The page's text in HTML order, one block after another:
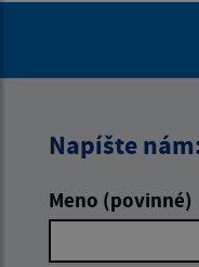
Napíšte
Meno (povinné)